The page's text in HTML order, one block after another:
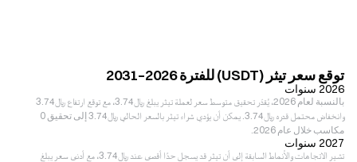
توقع سعر تيثر (USDT) للفترة 2026–2031
2026 سنوات
بالنسبة لعام 2026، يُقدّر تحقيق متوسط سعر لعملة تيثر يبلغ ﷼‎3.74، مع توقع ارتفاع ﷼‎3.74
وانخفاض محتمل قدره ﷼‎3.74. يمكن أن يؤدي شراء تيثر بالسعر الحالي ﷼‎3.74 إلى تحقيق 0
مكاسب خلال عام 2026.
2027 سنوات
تشير الاتجاهات والأنماط السابقة إلى أن تيثر قد يسجل حدًا أقصى عند ﷼‎3.74، مع أدنى سعر يبلغ